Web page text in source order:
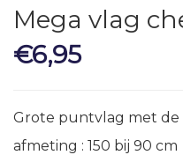
Mega vlag
€6,95
Grote puntvlag met de
afmeting : 150 bij 90 cm